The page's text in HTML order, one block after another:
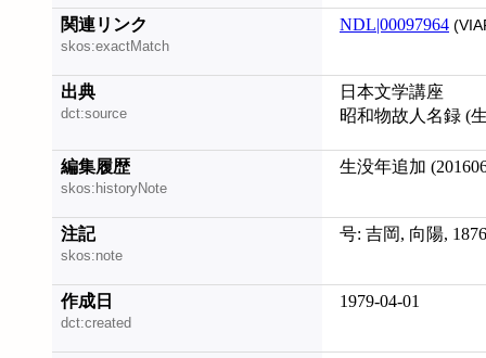
関連リンク
skos:exactMatch
NDL|00097964
出典
dct:source
日本文学講座
昭和物故人名録 (
編集履歴
skos:historyNote
生没年追加
注記
skos:note
号: 吉岡, 向陽,
作成日
dct:created
1979-04-01